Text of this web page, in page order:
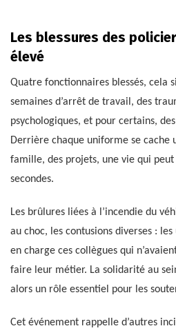
Les blessures des
élevé
Quatre fonctionnaires blessés, cela
semaines d’arrêt de travail, des
psychologiques, et pour certains,
Derrière chaque uniforme se cache
famille, des projets, une vie qui
secondes.
Les brûlures liées à l’incendie du
au choc, les contusions diverses :
en charge ces collègues qui
faire leur métier. La solidarité au
alors un rôle essentiel pour les
Cet événement rappelle d’autres